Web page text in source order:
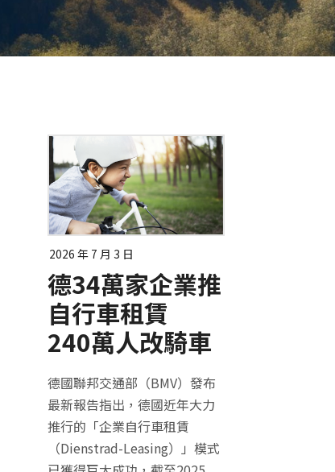
2026 年 7 月 3 日
德34萬家企業推
自行車租賃
240萬人改騎車
德國聯邦交通部（BMV）發布
最新報告指出，德國近年大力
推行的「企業自行車租賃
（Dienstrad-Leasing）」模式